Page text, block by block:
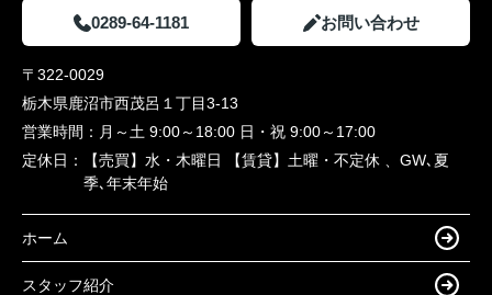
0289-64-1181 お問い合わせ
〒322-0029
栃木県鹿沼市西茂呂１丁目3-13
営業時間： 月～土 9:00～18:00 日・祝 9:00～17:00
定休日：
【売買】水・木曜日 【賃貸】土曜・不定休 、GW､夏
季､年末年始
ホーム
スタッフ紹介